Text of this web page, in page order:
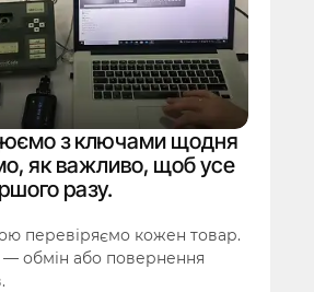
з ключами щодня
як важливо, щоб усе
разу.
перевіряємо кожен товар.
— обмін або повернення